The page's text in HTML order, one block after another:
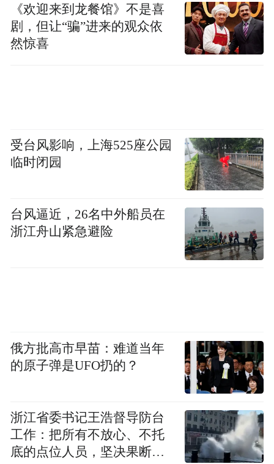
《欢迎来到龙餐馆》不是喜
剧，但让“骗”进来的观众依
然惊喜
受台风影响，上海525座公园
临时闭园
台风逼近，26名中外船员在
浙江舟山紧急避险
俄方批高市早苗：难道当年
的原子弹是UFO扔的？
浙江省委书记王浩督导防台
工作：把所有不放心、不托
底的点位人员，坚决果断转